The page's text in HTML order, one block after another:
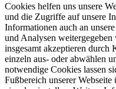
Cookies helfen uns unsere
und die Zugriffe auf unsere
Informationen auch an
und Analysen
insgesamt akzeptieren
einzeln aus- oder abwählen
notwendige Cookies lassen
Fußbereich unserer